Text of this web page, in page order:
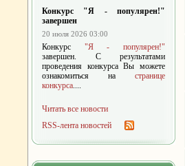
Конкурс "Я - популярен!"
завершен
20 июля 2026 03:00
Конкурс "Я - популярен!"
завершен. С результатами
проведения конкурса Вы можете
ознакомиться на странице
конкурса....
Читать все новости
RSS-лента новостей